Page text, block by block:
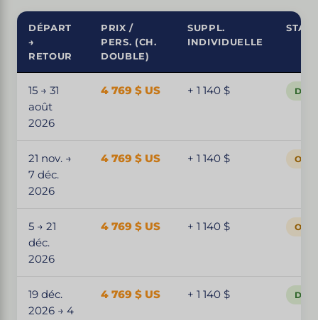
DÉPART
→
RETOUR
PRIX /
PERS. (CH.
DOUBLE)
SUPPL.
INDIVIDUELLE
15 → 31
août
2026
4 769 $ US + 1 140 $
21 nov. →
7 déc.
2026
4 769 $ US + 1 140 $
5 → 21
déc.
2026
4 769 $ US + 1 140 $
19 déc.
2026 → 4
4 769 $ US + 1 140 $